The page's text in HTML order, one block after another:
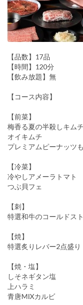
【品数】17品
【時間】120分
【飲み放題】無
【コース内容】
【前菜】
梅香る夏の半殺しキムチ
オイキムチ
プレミアムピーナッツ
【冷菜】
冷やしアメーラトマト
つぶ貝フェ
【刺】
特選和牛のコールドス
【焼】
特選炙りレバー2点盛り
【焼・塩】
しそネギタン塩
上ハラミ
青唐MIXカルビ